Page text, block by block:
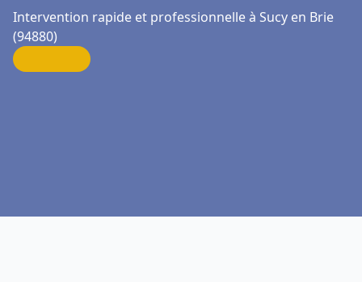
Intervention rapide et professionnelle à Sucy en Brie
(94880)